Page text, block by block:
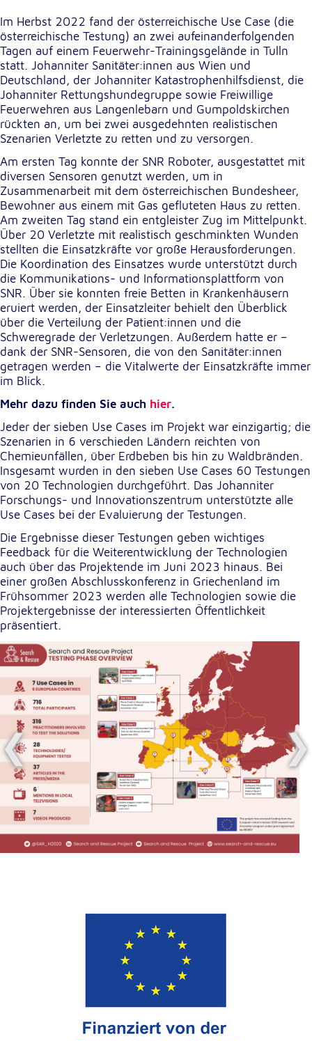
Im Herbst 2022 fand der österreichische Use Case (die
österreichische Testung) an zwei aufeinanderfolgenden
Tagen auf einem Feuerwehr-Trainingsgelände in Tulln
statt. Johanniter Sanitäter:innen aus Wien und
Deutschland, der Johanniter Katastrophenhilfsdienst, die
Johanniter Rettungshundegruppe sowie Freiwillige
Feuerwehren aus Langenlebarn und Gumpoldskirchen
rückten an, um bei zwei ausgedehnten realistischen
Szenarien Verletzte zu retten und zu versorgen.
Am ersten Tag konnte der SNR Roboter, ausgestattet mit
diversen Sensoren genutzt werden, um in
Zusammenarbeit mit dem österreichischen Bundesheer,
Bewohner aus einem mit Gas gefluteten Haus zu retten.
Am zweiten Tag stand ein entgleister Zug im Mittelpunkt.
Über 20 Verletzte mit realistisch geschminkten Wunden
stellten die Einsatzkräfte vor große Herausforderungen.
Die Koordination des Einsatzes wurde unterstützt durch
die Kommunikations- und Informationsplattform von
SNR. Über sie konnten freie Betten in Krankenhäusern
eruiert werden, der Einsatzleiter behielt den Überblick
über die Verteilung der Patient:innen und die
Schweregrade der Verletzungen. Außerdem hatte er –
dank der SNR-Sensoren, die von den Sanitäter:innen
getragen werden – die Vitalwerte der Einsatzkräfte immer
im Blick.
Mehr dazu finden Sie auch hier.
Jeder der sieben Use Cases im Projekt war einzigartig; die
Szenarien in 6 verschieden Ländern reichten von
Chemieunfällen, über Erdbeben bis hin zu Waldbränden.
Insgesamt wurden in den sieben Use Cases 60 Testungen
von 20 Technologien durchgeführt. Das Johanniter
Forschungs- und Innovationszentrum unterstützte alle
Use Cases bei der Evaluierung der Testungen.
Die Ergebnisse dieser Testungen geben wichtiges
Feedback für die Weiterentwicklung der Technologien
auch über das Projektende im Juni 2023 hinaus. Bei
einer großen Abschlusskonferenz in Griechenland im
Frühsommer 2023 werden alle Technologien sowie die
Projektergebnisse der interessierten Öffentlichkeit
präsentiert.